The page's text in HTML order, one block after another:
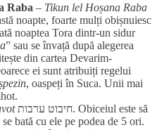
Raba – Tikun lel Hoșana Raba
noaptea Tora dintr-un sidur
” sau se învață după alegerea
din cartea Devarim-
ei sunt atribuiți regelui
, oaspeți în Suca. Unii mai
חיבוט ערבות. Obiceiul este să
bată cu ele pe podea de 5 ori.